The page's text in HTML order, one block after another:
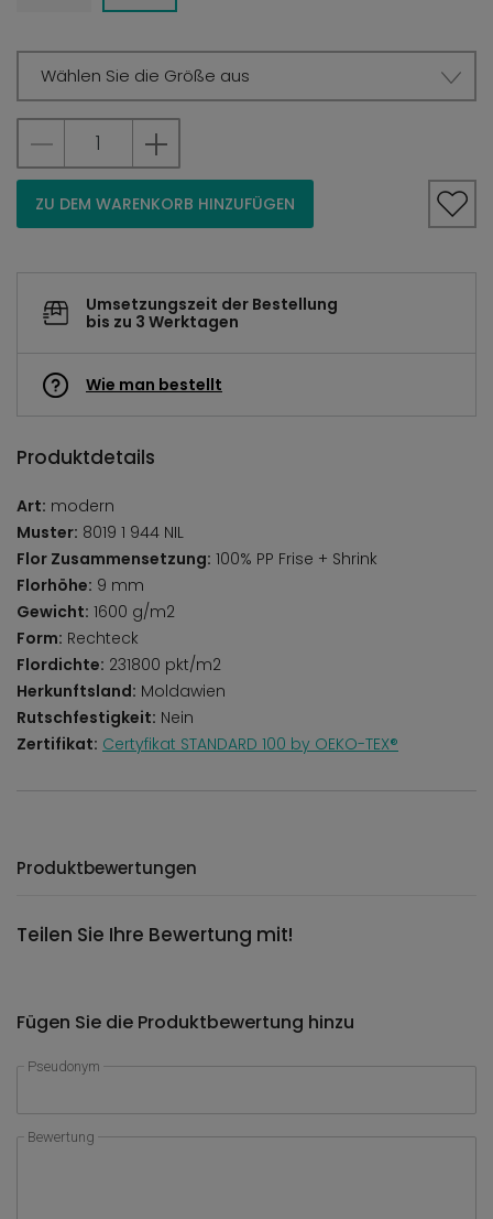
Wählen Sie die Größe aus
ZU DEM WARENKORB HINZUFÜGEN
Umsetzungszeit der Bestellung
bis zu 3 Werktagen
Wie man bestellt
Produktdetails
Art: modern
Muster: 8019 1 944 NIL
Flor Zusammensetzung: 100% PP Frise + Shrink
Florhöhe: 9 mm
Gewicht: 1600 g/m2
Form: Rechteck
Flordichte: 231800 pkt/m2
Herkunftsland: Moldawien
Rutschfestigkeit: Nein
Zertifikat: Certyfikat STANDARD 100 by OEKO-TEX®
Produktbewertungen
Teilen Sie Ihre Bewertung mit!
Fügen Sie die Produktbewertung hinzu
Pseudonym
Bewertung